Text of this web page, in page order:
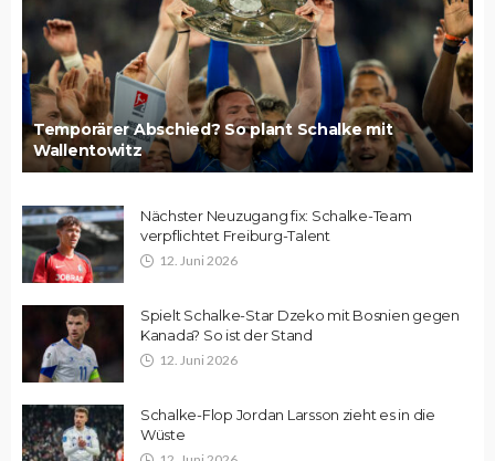
Temporärer Abschied? So plant Schalke mit
Wallentowitz
Nächster Neuzugang fix: Schalke-Team
verpflichtet Freiburg-Talent
12. Juni 2026
Spielt Schalke-Star Dzeko mit Bosnien gegen
Kanada? So ist der Stand
12. Juni 2026
Schalke-Flop Jordan Larsson zieht es in die
Wüste